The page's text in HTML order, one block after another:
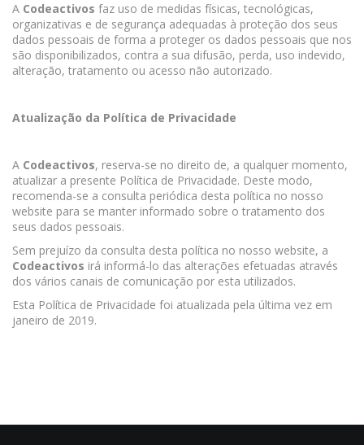
A Codeactivos faz uso de medidas físicas, tecnológicas,
organizativas e de segurança adequadas à proteção dos seus
dados pessoais de forma a proteger os dados pessoais que nos
são disponibilizados, contra a sua difusão, perda, uso indevido,
alteração, tratamento ou acesso não autorizado.
Atualização da Política de Privacidade
A Codeactivos, reserva-se no direito de, a qualquer momento,
atualizar a presente Política de Privacidade. Deste modo,
recomenda-se a consulta periódica desta política no nosso
website para se manter informado sobre o tratamento dos
seus dados pessoais.
Sem prejuízo da consulta desta política no nosso website, a
Codeactivos irá informá-lo das alterações efetuadas através
dos vários canais de comunicação por esta utilizados.
Esta Política de Privacidade foi atualizada pela última vez em
janeiro de 2019.